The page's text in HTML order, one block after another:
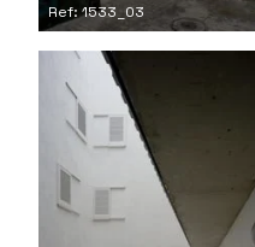
Ref: 1533_03